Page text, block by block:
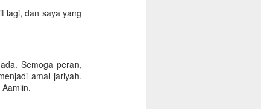
lagi, dan saya yang
Semoga peran,
amal jariyah.